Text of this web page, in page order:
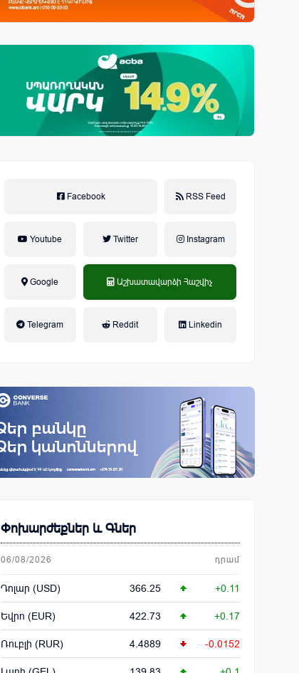
Facebook RSS Feed
Youtube Twitter Instagram
Google Աշխատավարձի Հաշվիչ
Telegram Reddit Linkedin
Փոխարժեքներ և Գներ
06/08/2026 դրամ
Դոլար (USD) 366.25 +0.11
Եվրո (EUR) 422.73 +0.17
Ռուբլի (RUR) 4.4889 -0.0152